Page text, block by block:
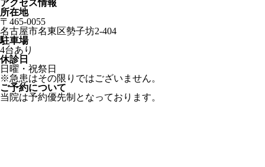
アクセス情報
所在地
〒465-0055
名古屋市名東区勢子坊2-404
駐車場
4台あり
休診日
日曜・祝祭日
※急患はその限りではございません。
ご予約について
当院は予約優先制となっております。